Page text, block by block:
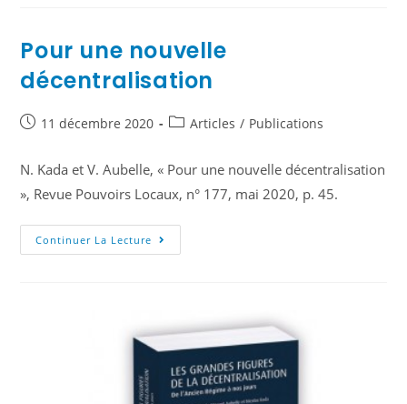
Pour une nouvelle
décentralisation
11 décembre 2020 Articles / Publications
N. Kada et V. Aubelle, « Pour une nouvelle décentralisation
», Revue Pouvoirs Locaux, n° 177, mai 2020, p. 45.
Continuer La Lecture